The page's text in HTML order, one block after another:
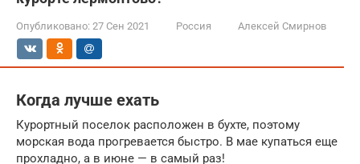
Опубликовано: 27 Сен 2021 Россия Алексей Смирнов
Когда лучше ехать
Курортный поселок расположен в бухте, поэтому
морская вода прогревается быстро. В мае купаться еще
прохладно, а в июне — в самый раз!